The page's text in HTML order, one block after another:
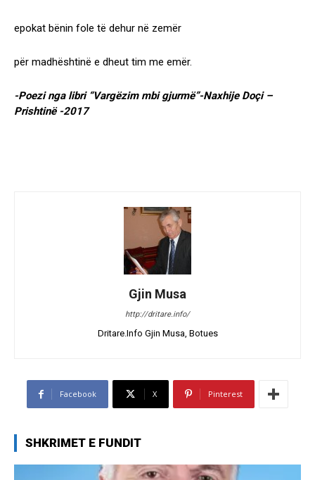
epokat bënin fole të dehur në zemër
për madhështinë e dheut tim me emër.
-Poezi nga libri “Vargëzim mbi gjurmë”-Naxhije Doçi –
Prishtinë -2017
Gjin Musa
http://dritare.info/
Dritare.Info Gjin Musa, Botues
Facebook X Pinterest
SHKRIMET E FUNDIT